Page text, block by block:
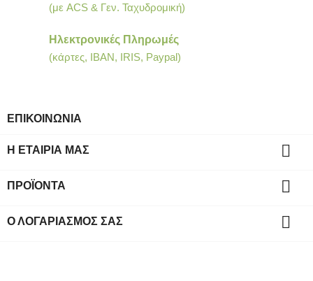
(με ACS & Γεν. Ταχυδρομική)
Ηλεκτρονικές Πληρωμές
(κάρτες, IBAN, IRIS, Paypal)
ΕΠΙΚΟΙΝΩΝΙΑ
Η ΕΤΑΙΡΊΑ ΜΑΣ 
ΠΡΟΪΌΝΤΑ 
Ο ΛΟΓΑΡΙΑΣΜΌΣ ΣΑΣ 